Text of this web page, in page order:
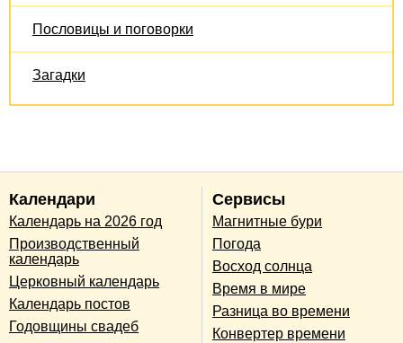
Пословицы и поговорки
Загадки
Календари
Календарь на 2026 год
Производственный
календарь
Церковный календарь
Календарь постов
Годовщины свадеб
Сервисы
Магнитные бури
Погода
Восход солнца
Время в мире
Разница во времени
Конвертер времени